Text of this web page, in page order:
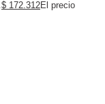
$ 172.312El precio